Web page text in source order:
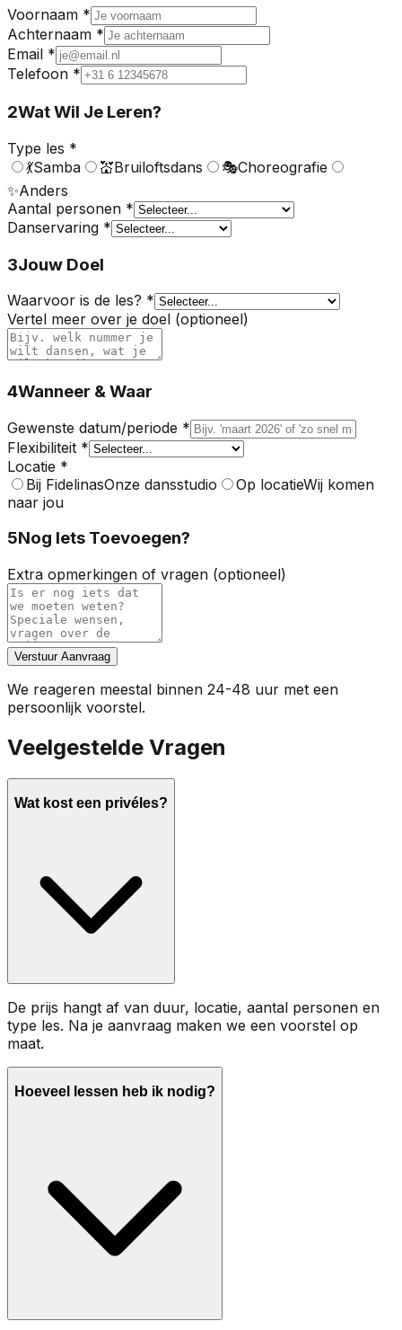
Voornaam *
Achternaam *
Email *
Telefoon *
2Wat Wil Je Leren?
Type les *
💃Samba 💒Bruiloftsdans 🎭Choreografie
✨Anders
Aantal personen *
Danservaring *
3Jouw Doel
Waarvoor is de les? *
Vertel meer over je doel (optioneel)
4Wanneer & Waar
Gewenste datum/periode *
Flexibiliteit *
Locatie *
Bij FidelinasOnze dansstudio Op locatieWij komen
naar jou
5Nog Iets Toevoegen?
Extra opmerkingen of vragen (optioneel)
Verstuur Aanvraag
We reageren meestal binnen 24-48 uur met een
persoonlijk voorstel.
Veelgestelde Vragen
Wat kost een privéles?
De prijs hangt af van duur, locatie, aantal personen en
type les. Na je aanvraag maken we een voorstel op
maat.
Hoeveel lessen heb ik nodig?